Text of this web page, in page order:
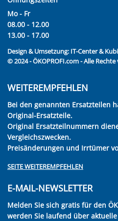
Mo - Fr
08.00 - 12.00
13.00 - 17.00
Design & Umsetzung: IT-Center &
© 2024 - ÖKOPROFI.com - Alle
WEITEREMPFEHLEN
Bei den genannten Ersatzteilen
Original-Ersatzteile.
Original Ersatzteilnummern
Vergleichszwecken.
Preisänderungen und Irrtümer
SEITE WEITEREMPFEHLEN
E-MAIL-NEWSLETTER
Melden Sie sich gratis für den
werden Sie laufend über